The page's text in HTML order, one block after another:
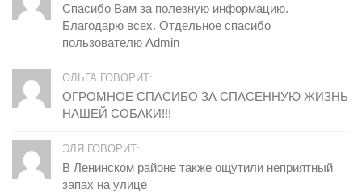
Спасибо Вам за полезную информацию.
Благодарю всех. Отдельное спасибо
пользователю Admin
ОЛЬГА ГОВОРИТ:
ОГРОМНОЕ СПАСИБО ЗА СПАСЕННУЮ ЖИЗНЬ
НАШЕЙ СОБАКИ!!!
ЭЛЯ ГОВОРИТ:
В Ленинском районе также ощутили неприятный
запах на улице